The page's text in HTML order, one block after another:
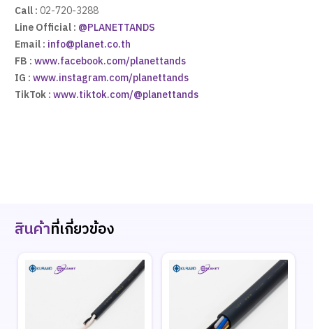
Call :02-720-3288
Line Official : @PLANETTANDS
Email : info@planet.co.th
FB :www.facebook.com/planettands
IG :www.instagram.com/planettands
TikTok :www.tiktok.com/@planettands
สินค้าที่เกี่ยวข้อง